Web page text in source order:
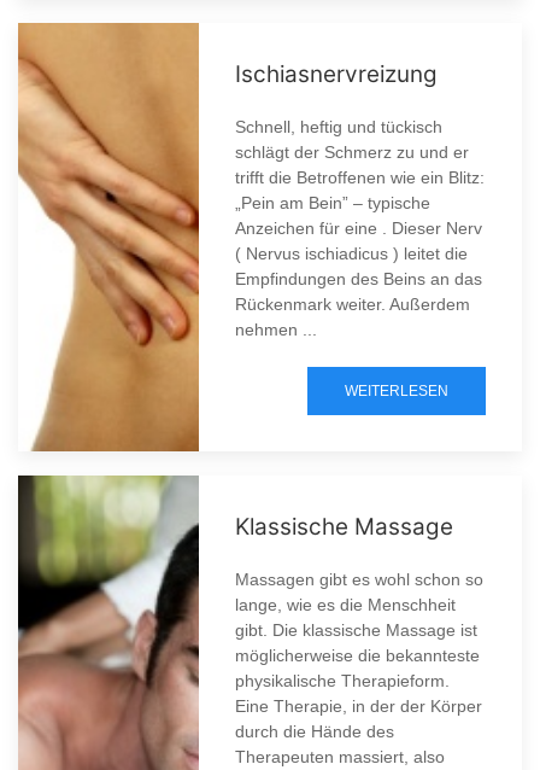
Ischiasnervreizung
Schnell, heftig und tückisch
schlägt der Schmerz zu und er
trifft die Betroffenen wie ein Blitz:
„Pein am Bein” – typische
Anzeichen für eine . Dieser Nerv
( Nervus ischiadicus ) leitet die
Empfindungen des Beins an das
Rückenmark weiter. Außerdem
nehmen ...
WEITERLESEN
Klassische Massage
Massagen gibt es wohl schon so
lange, wie es die Menschheit
gibt. Die klassische Massage ist
möglicherweise die bekannteste
physikalische Therapieform.
Eine Therapie, in der der Körper
durch die Hände des
Therapeuten massiert, also